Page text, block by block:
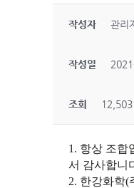
작성자 관리
작성일
조회 12,503
1. 항상 조합
서 감사합니
2. 한강화학(